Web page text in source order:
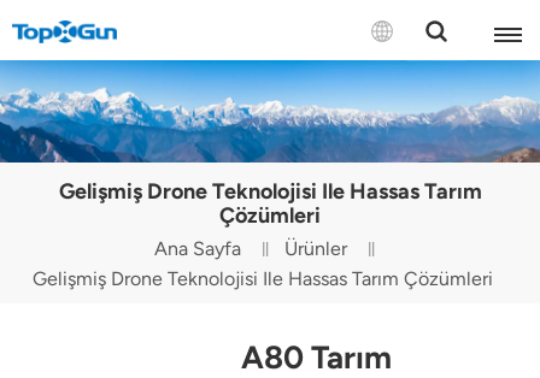
BİZE ULAŞIN
English
Español
Русский
Português(Brasil)
Gelişmiş Drone Teknolojisi Ile Hassas Tarım
Çözümleri
Ana Sayfa
Ürünler
Gelişmiş Drone Teknolojisi Ile Hassas Tarım Çözümleri
A80 Tarım